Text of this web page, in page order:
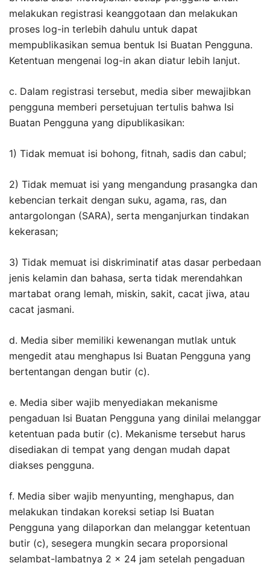
melakukan registrasi keanggotaan dan melakukan
proses log-in terlebih dahulu untuk dapat
mempublikasikan semua bentuk Isi Buatan Pengguna.
Ketentuan mengenai log-in akan diatur lebih lanjut.
c. Dalam registrasi tersebut, media siber mewajibkan
pengguna memberi persetujuan tertulis bahwa Isi
Buatan Pengguna yang dipublikasikan:
1) Tidak memuat isi bohong, fitnah, sadis dan cabul;
2) Tidak memuat isi yang mengandung prasangka dan
kebencian terkait dengan suku, agama, ras, dan
antargolongan (SARA), serta menganjurkan tindakan
kekerasan;
3) Tidak memuat isi diskriminatif atas dasar perbedaan
jenis kelamin dan bahasa, serta tidak merendahkan
martabat orang lemah, miskin, sakit, cacat jiwa, atau
cacat jasmani.
d. Media siber memiliki kewenangan mutlak untuk
mengedit atau menghapus Isi Buatan Pengguna yang
bertentangan dengan butir (c).
e. Media siber wajib menyediakan mekanisme
pengaduan Isi Buatan Pengguna yang dinilai melanggar
ketentuan pada butir (c). Mekanisme tersebut harus
disediakan di tempat yang dengan mudah dapat
diakses pengguna.
f. Media siber wajib menyunting, menghapus, dan
melakukan tindakan koreksi setiap Isi Buatan
Pengguna yang dilaporkan dan melanggar ketentuan
butir (c), sesegera mungkin secara proporsional
selambat-lambatnya 2 x 24 jam setelah pengaduan